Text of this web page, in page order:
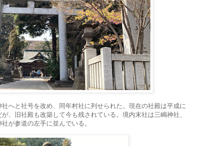
へと社号を改め、同年村社に列せられた。現在の社殿は平成に
、旧社殿も改築して今も残されている。境内末社は三嶋神社、
が参道の左手に並んでいる。